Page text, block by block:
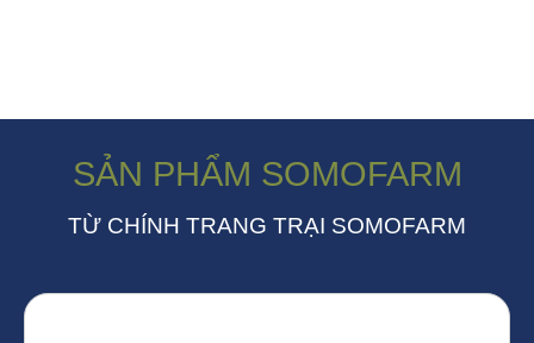
SẢN PHẨM SOMOFARM
TỪ CHÍNH TRANG TRẠI SOMOFARM